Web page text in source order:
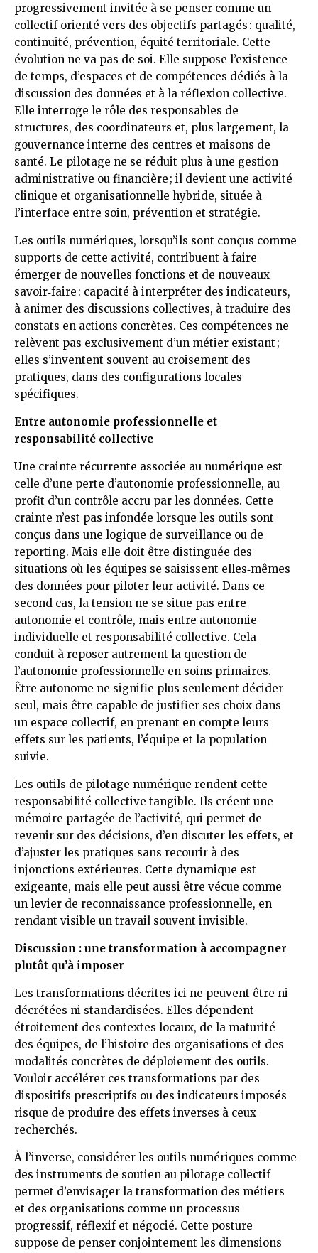
progressivement invitée à se penser comme un
collectif orienté vers des objectifs partagés : qualité,
continuité, prévention, équité territoriale. Cette
évolution ne va pas de soi. Elle suppose l’existence
de temps, d’espaces et de compétences dédiés à la
discussion des données et à la réflexion collective.
Elle interroge le rôle des responsables de
structures, des coordinateurs et, plus largement, la
gouvernance interne des centres et maisons de
santé. Le pilotage ne se réduit plus à une gestion
administrative ou financière ; il devient une activité
clinique et organisationnelle hybride, située à
l’interface entre soin, prévention et stratégie.
Les outils numériques, lorsqu’ils sont conçus comme
supports de cette activité, contribuent à faire
émerger de nouvelles fonctions et de nouveaux
savoir‑faire : capacité à interpréter des indicateurs,
à animer des discussions collectives, à traduire des
constats en actions concrètes. Ces compétences ne
relèvent pas exclusivement d’un métier existant ;
elles s’inventent souvent au croisement des
pratiques, dans des configurations locales
spécifiques.
Entre autonomie professionnelle et
responsabilité collective
Une crainte récurrente associée au numérique est
celle d’une perte d’autonomie professionnelle, au
profit d’un contrôle accru par les données. Cette
crainte n’est pas infondée lorsque les outils sont
conçus dans une logique de surveillance ou de
reporting. Mais elle doit être distinguée des
situations où les équipes se saisissent elles‑mêmes
des données pour piloter leur activité. Dans ce
second cas, la tension ne se situe pas entre
autonomie et contrôle, mais entre autonomie
individuelle et responsabilité collective. Cela
conduit à reposer autrement la question de
l’autonomie professionnelle en soins primaires.
Être autonome ne signifie plus seulement décider
seul, mais être capable de justifier ses choix dans
un espace collectif, en prenant en compte leurs
effets sur les patients, l’équipe et la population
suivie.
Les outils de pilotage numérique rendent cette
responsabilité collective tangible. Ils créent une
mémoire partagée de l’activité, qui permet de
revenir sur des décisions, d’en discuter les effets, et
d’ajuster les pratiques sans recourir à des
injonctions extérieures. Cette dynamique est
exigeante, mais elle peut aussi être vécue comme
un levier de reconnaissance professionnelle, en
rendant visible un travail souvent invisible.
Discussion : une transformation à accompagner
plutôt qu’à imposer
Les transformations décrites ici ne peuvent être ni
décrétées ni standardisées. Elles dépendent
étroitement des contextes locaux, de la maturité
des équipes, de l’histoire des organisations et des
modalités concrètes de déploiement des outils.
Vouloir accélérer ces transformations par des
dispositifs prescriptifs ou des indicateurs imposés
risque de produire des effets inverses à ceux
recherchés.
À l’inverse, considérer les outils numériques comme
des instruments de soutien au pilotage collectif
permet d’envisager la transformation des métiers
et des organisations comme un processus
progressif, réflexif et négocié. Cette posture
suppose de penser conjointement les dimensions